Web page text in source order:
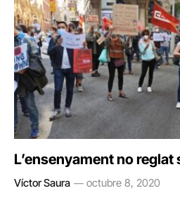
L’ensenyament no reglat
Víctor Saura octubre 8, 2020